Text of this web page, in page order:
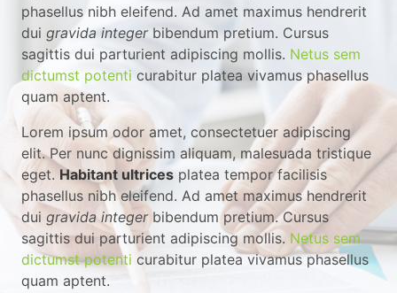
phasellus nibh eleifend. Ad amet maximus hendrerit
dui gravida integerbibendum pretium. Cursus
sagittis dui parturient adipiscing mollis. Netus sem
dictumst potenti curabitur platea vivamus phasellus
quam aptent.
Lorem ipsum odor amet, consectetuer adipiscing
elit. Per nunc dignissim aliquam, malesuada tristique
eget. Habitant ultrices platea tempor facilisis
phasellus nibh eleifend. Ad amet maximus hendrerit
dui gravida integerbibendum pretium. Cursus
sagittis dui parturient adipiscing mollis. Netus sem
dictumst potenti curabitur platea vivamus phasellus
quam aptent.